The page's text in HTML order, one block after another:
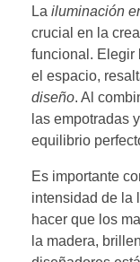
La iluminación
crucial en la
funcional. Elegir
el espacio,
diseño. Al
las empotradas
equilibrio
Es importante
intensidad de la
hacer que los
la madera,